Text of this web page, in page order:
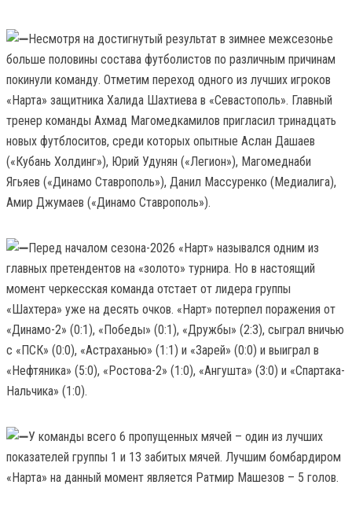
Несмотря на достигнутый результат в зимнее межсезонье
больше половины состава футболистов по различным причинам
покинули команду. Отметим переход одного из лучших игроков
«Нарта» защитника Халида Шахтиева в «Севастополь». Главный
тренер команды Ахмад Магомедкамилов пригласил тринадцать
новых футблоситов, среди которых опытные Аслан Дашаев
(«Кубань Холдинг»), Юрий Удунян («Легион»), Магомеднаби
Ягьяев («Динамо Ставрополь»), Данил Массуренко (Медиалига),
Амир Джумаев («Динамо Ставрополь»).
Перед началом сезона-2026 «Нарт» назывался одним из
главных претендентов на «золото» турнира. Но в настоящий
момент черкесская команда отстает от лидера группы
«Шахтера» уже на десять очков. «Нарт» потерпел поражения от
«Динамо-2» (0:1), «Победы» (0:1), «Дружбы» (2:3), сыграл вничью
с «ПСК» (0:0), «Астраханью» (1:1) и «Зарей» (0:0) и выиграл в
«Нефтяника» (5:0), «Ростова-2» (1:0), «Ангушта» (3:0) и «Спартака-
Нальчика» (1:0).
У команды всего 6 пропущенных мячей – один из лучших
показателей группы 1 и 13 забитых мячей. Лучшим бомбардиром
«Нарта» на данный момент является Ратмир Машезов – 5 голов.